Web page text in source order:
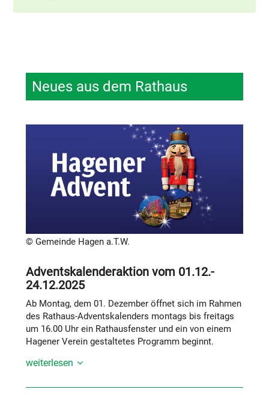
Neues aus dem Rathaus
© Gemeinde Hagen a.T.W.
Adventskalenderaktion vom 01.12.-
24.12.2025
Ab Montag, dem 01. Dezember öffnet sich im Rahmen
des Rathaus-Adventskalenders montags bis freitags
um 16.00 Uhr ein Rathausfenster und ein von einem
Hagener Verein gestaltetes Programm beginnt.
weiterlesen